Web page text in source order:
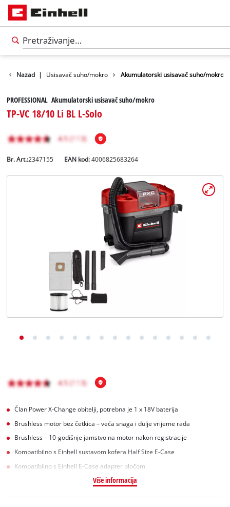
Nazad |
čišćenje Usisavač suho/mokro Akumulatorski usisavač suho/mokro
PROFESSIONAL Akumulatorski usisavač suho/mokro
TP-VC 18/10 Li BL L-Solo
Br. Art.:2347155 EAN kod:4006825683264
Član Power X-Change obitelji, potrebna je 1 x 18V baterija
Brushless motor bez četkica – veća snaga i dulje vrijeme rada
Brushless – 10-godišnje jamstvo na motor nakon registracije
Kompatibilno s Einhell sustavom kofera Half Size E-Case
Kompatibilno s Einhell E-Case adapter pločom
Više informacija